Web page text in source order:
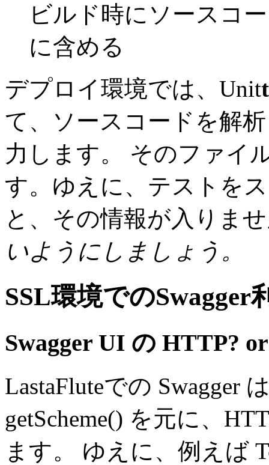
ビルド時にソースコ
に含める
デプロイ環境では、Unit
て、ソースコードを解
力します。 そのファイ
す。ゆえに、テストを
と、その情報が入りま
いようにしましょう。
SSL環境でのSwagger
Swagger UI の HTTP?
LastaFluteでの Swagger
getScheme() を元に、
ます。 ゆえに、例えば